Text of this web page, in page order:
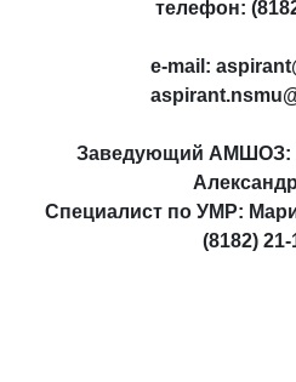
телефон:
e-mail:
Заведующий АМШОЗ:
Специалист по УМР:
(8182) 21-